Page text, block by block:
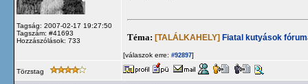
Tagság: 2007-02-17 19:27:50
Tagszám: #41693
Hozzászólások: 733
Téma: [TALÁLKAHELY] Fiatal kutyások
[válaszok erre: #92897]
Törzstag